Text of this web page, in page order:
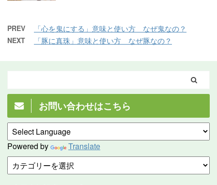
PREV 「心を鬼にする」意味と使い方 なぜ鬼なの？
NEXT 「豚に真珠」意味と使い方 なぜ豚なの？
お問い合わせはこちら
Powered by Translate